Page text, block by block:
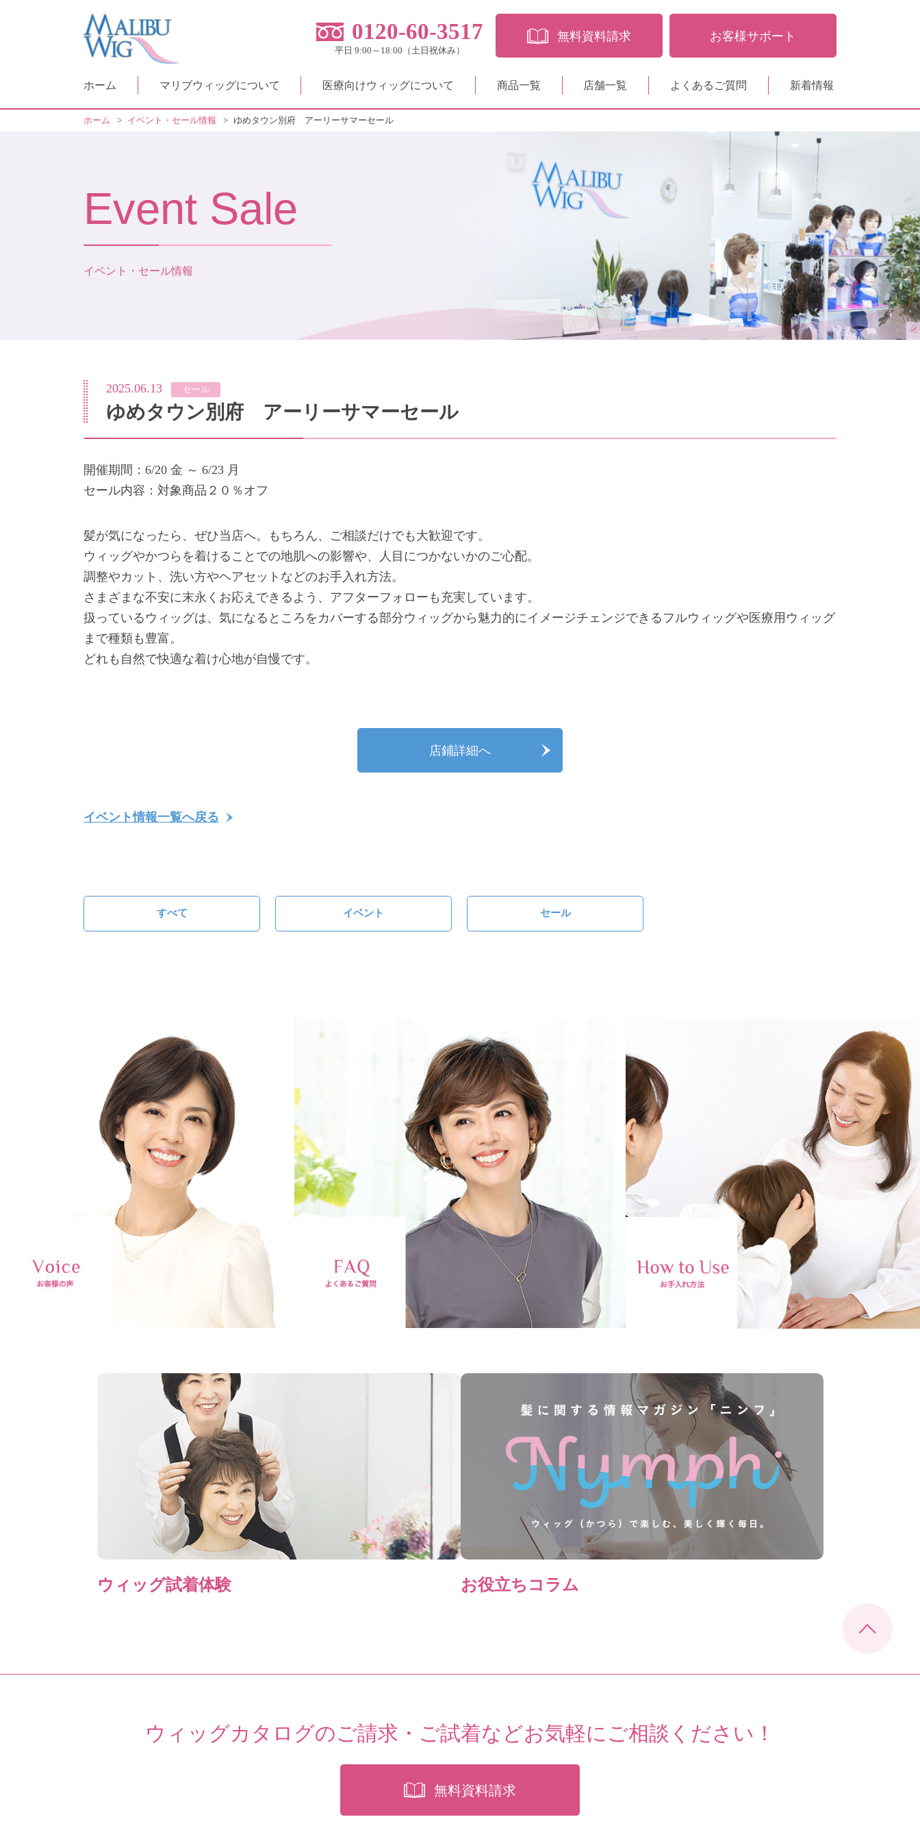
0120-60-3517
平日 9:00～18:00（土日祝休み）
無料資料請求 お客様サポート
ホーム マリブウィッグについて 医療向けウィッグについて 商品一覧 店舗一覧 よくあるご質問 新着情報
ホーム > イベント・セール情報 > ゆめタウン別府 アーリーサマーセール
Event Sale
イベント・セール情報
2025.06.13 セール
ゆめタウン別府 アーリーサマーセール
開催期間：6/20 金 ～ 6/23 月
セール内容：対象商品２０％オフ
髪が気になったら、ぜひ当店へ。もちろん、ご相談だけでも大歓迎です。
ウィッグやかつらを着けることでの地肌への影響や、人目につかないかのご心配。
調整やカット、洗い方やヘアセットなどのお手入れ方法。
さまざまな不安に末永くお応えできるよう、アフターフォローも充実しています。
扱っているウィッグは、気になるところをカバーする部分ウィッグから魅力的にイメージチェンジできるフルウィッグや医療用ウィッグ
まで種類も豊富。
どれも自然で快適な着け心地が自慢です。
店鋪詳細へ
イベント情報一覧へ戻る
すべて イベント セール
ウィッグ試着体験 お役立ちコラム
ウィッグカタログのご請求・ご試着などお気軽にご相談ください！
無料資料請求